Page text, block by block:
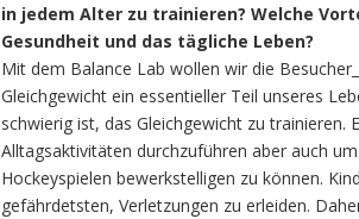
in jedem Alter zu trainieren? Welche
Gesundheit und das tägliche Leben?
Mit dem Balance Lab wollen wir die
Gleichgewicht ein essentieller Teil unseres
schwierig ist, das Gleichgewicht zu
Alltagsaktivitäten durchzuführen aber auch
Hockeyspielen bewerkstelligen zu können.
gefährdetsten, Verletzungen zu erleiden.